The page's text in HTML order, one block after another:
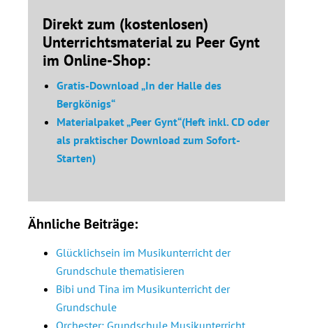
Direkt zum (kostenlosen)
Unterrichtsmaterial zu Peer Gynt
im Online-Shop:
Gratis-Download „In der Halle des
Bergkönigs“
Materialpaket „Peer Gynt“(Heft inkl. CD oder
als praktischer Download zum Sofort-
Starten)
Ähnliche Beiträge:
Glücklichsein im Musikunterricht der
Grundschule thematisieren
Bibi und Tina im Musikunterricht der
Grundschule
Orchester: Grundschule Musikunterricht